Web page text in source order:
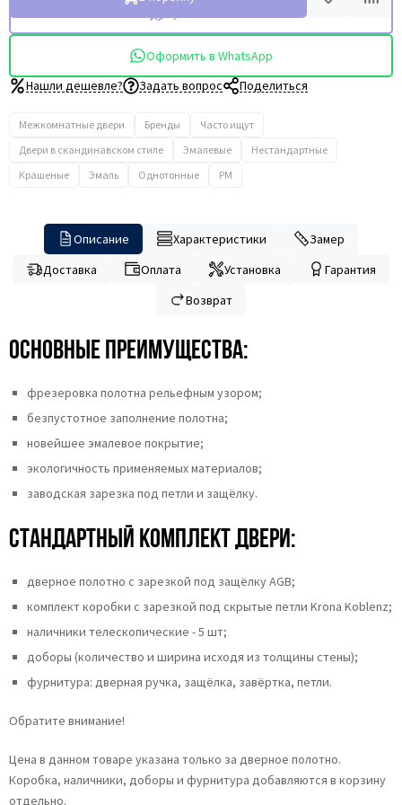
Оформить в WhatsApp
Нашли дешевле?
Задать вопрос Поделиться
Межкомнатные двери Бренды
Часто ищут
Двери в скандинавском стиле
Эмалевые
Нестандартные
Крашеные
Эмаль Однотонные PM
Описание Характеристики
Замер
Доставка
Оплата Установка
Гарантия
Возврат
Основные преимущества:
фрезеровка полотна рельефным узором;
безпустотное заполнение полотна;
новейшее эмалевое покрытие;
экологичность применяемых материалов;
заводская зарезка под петли и защёлку.
Стандартный комплект двери:
дверное полотно с зарезкой под защёлку AGB;
комплект коробки с зарезкой под скрытые петли Krona Koblenz;
наличники телескопические - 5 шт;
доборы (количество и ширина исходя из толщины стены);
фурнитура: дверная ручка, защёлка, завёртка, петли.
Обратите внимание!
Цена в данном товаре указана только за дверное полотно.
Коробка, наличники, доборы и фурнитура добавляются в корзину
отдельно.